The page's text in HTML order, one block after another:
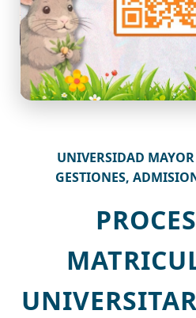
UNIVERSIDAD
GESTIONES,